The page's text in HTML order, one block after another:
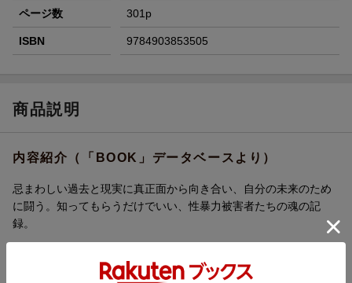
ページ数 301p
ISBN 9784903853505
商品説明
内容紹介（「BOOK」データベースより）
忌まわしい過去と現実に真正面から向き合い、自分の未来のため
に闘う。知ってもらうだけでいい、性暴力被害者たちの魂の記
録。
目次（「BOOK」データベースより）